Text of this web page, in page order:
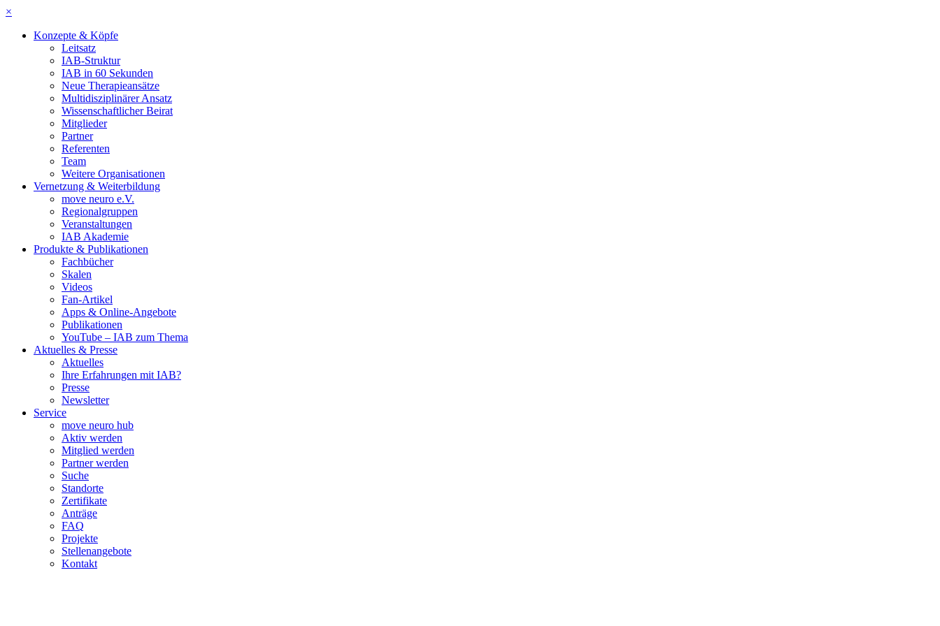
×
Konzepte & Köpfe
Leitsatz
IAB-Struktur
IAB in 60 Sekunden
Neue Therapieansätze
Multidisziplinärer Ansatz
Wissenschaftlicher Beirat
Mitglieder
Partner
Referenten
Team
Weitere Organisationen
Vernetzung & Weiterbildung
move neuro e.V.
Regionalgruppen
Veranstaltungen
IAB Akademie
Produkte & Publikationen
Fachbücher
Skalen
Videos
Fan-Artikel
Apps & Online-Angebote
Publikationen
YouTube – IAB zum Thema
Aktuelles & Presse
Aktuelles
Ihre Erfahrungen mit IAB?
Presse
Newsletter
Service
move neuro hub
Aktiv werden
Mitglied werden
Partner werden
Suche
Standorte
Zertifikate
Anträge
FAQ
Projekte
Stellenangebote
Kontakt